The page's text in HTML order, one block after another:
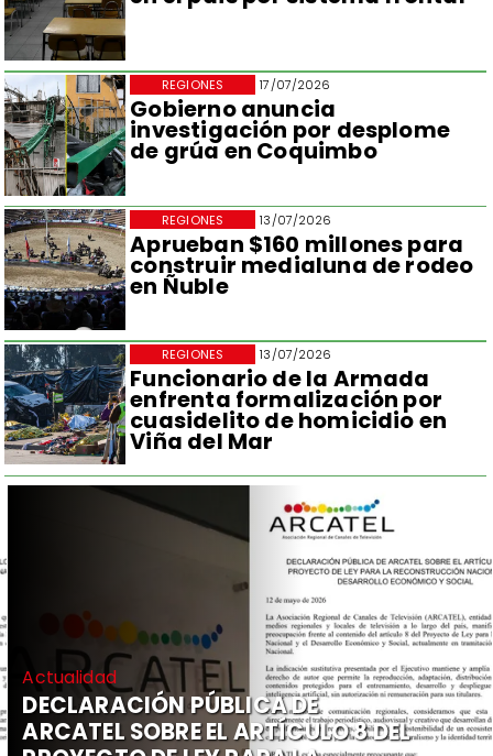
17/07/2026
Gobierno anuncia
investigación por desplome
de grúa en Coquimbo
REGIONES
13/07/2026
Aprueban $160 millones para
construir medialuna de rodeo
en Ñuble
REGIONES
13/07/2026
Funcionario de la Armada
enfrenta formalización por
cuasidelito de homicidio en
Viña del Mar
REGIONES
Actualidad
DECLARACIÓN PÚBLICA DE
ARCATEL SOBRE EL ARTÍCULO 8 DEL